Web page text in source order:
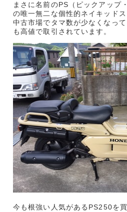
まさに名前のPS（ピックアップ
の唯一無二な個性的ネイキッドス
中古市場でタマ数が少なくなっ
も高値で取引されています。
今も根強い人気があるPS250を